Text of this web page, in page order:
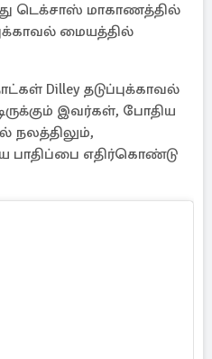
டெக்சாஸ் மாகாணத்தில்
மையத்தில்
Dilley தடுப்புக்காவல்
இவர்கள், போதிய
நலத்திலும்,
பாதிப்பை எதிர்கொண்டு